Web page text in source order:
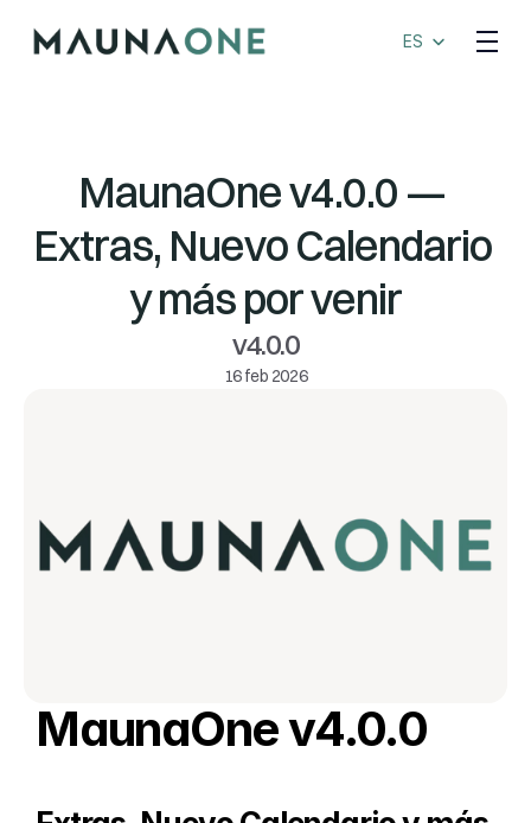
ES
MaunaOne v4.0.0 —
Extras, Nuevo Calendario
y más por venir
v4.0.0
16 feb 2026
MaunaOne v4.0.0